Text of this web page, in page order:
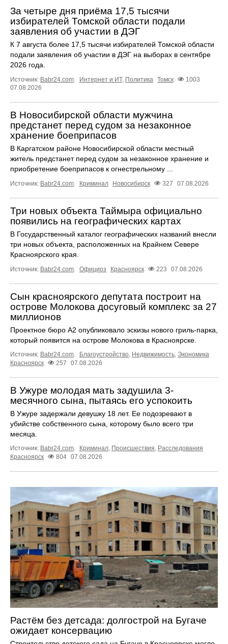
За четыре дня приёма 17,5 тысячи
избирателей Томской области подали
заявления об участии в ДЭГ
К 7 августа более 17,5 тысячи избирателей Томской области
подали заявления об участии в ДЭГ на выборах в сентябре
2026 года.
Источник: Babr24.com. Интернет и ИТ, Политика Томск
1003
07.08.2026
В Новосибирской области мужчина
предстанет перед судом за незаконное
хранение боеприпасов
В Каргатском районе Новосибирской области местный
житель предстанет перед судом за незаконное хранение и
приобретение боеприпасов к огнестрельному ...
Источник: Babr24.com. Криминал Новосибирск 327 07.08.2026
Три новых объекта Таймыра официально
появились на географических картах
В Государственный каталог географических названий внесли
три новых объекта, расположенных на Крайнем Севере
Красноярского края.
Источник: Babr24.com. Официоз Красноярск 223 07.08.2026
Сын красноярского депутата построит на
острове Молокова досуговый комплекс за 27
миллионов
Проектное бюро А2 опубликовало эскизы нового гриль-парка,
который появится на острове Молокова в Красноярске.
Источник: Babr24.com. Благоустройство, Недвижимость, Экономика
Красноярск
257 07.08.2026
В Ужуре молодая мать задушила 3-
месячного сына, пытаясь его успокоить
В Ужуре задержали девушку 18 лет. Ее подозревают в
убийстве собственного сына, которому было всего три
месяца.
Источник: Babr24.com. Криминал, Происшествия, Расследования
Красноярск
804 07.08.2026
Растём без детсада: долгострой на Бугаче
ожидает консервацию